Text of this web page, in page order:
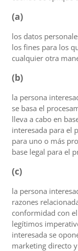
(a)
los datos
los fines para los
cualquier otra
(b)
la persona
se basa el
lleva a cabo en
interesada para el
para uno o más
base legal para el
(c)
la persona
razones
conformidad con
legítimos
interesada se
marketing directo